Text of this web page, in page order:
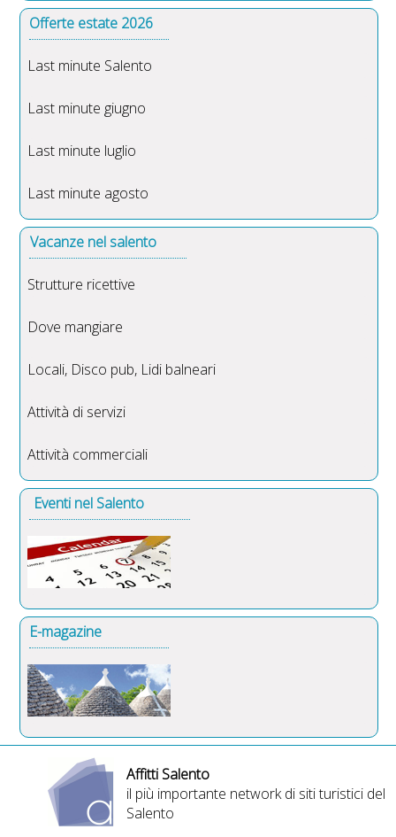
Offerte estate 2026
Last minute Salento
Last minute giugno
Last minute luglio
Last minute agosto
Vacanze nel salento
Strutture ricettive
Dove mangiare
Locali, Disco pub, Lidi balneari
Attività di servizi
Attività commerciali
Eventi nel Salento
E-magazine
Affitti Salento
il più importante network di siti turistici del
Salento